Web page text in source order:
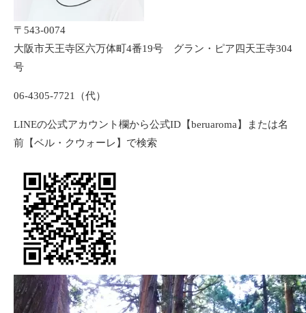
〒543-0074
大阪市天王寺区六万体町4番19号 グラン・ピア四天王寺304
号
06-4305-7721（代）
LINEの公式アカウント欄から公式ID【beruaroma】または名
前【ベル・クウォーレ】で検索